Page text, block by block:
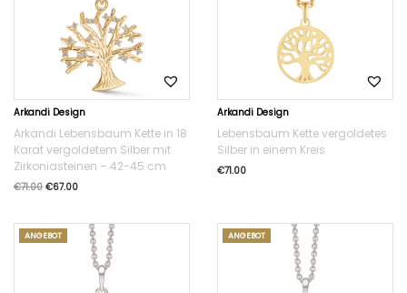
Arkandi Design
Arkandi Lebensbaum Kette in 18
Karat vergoldetem Silber mit
Zirkoniasteinen – 42-45 cm
€71.00 €67.00
Arkandi Design
Lebensbaum Kette vergoldetes
Silber in einem Kreis
€71.00
ANGEBOT ANGEBOT